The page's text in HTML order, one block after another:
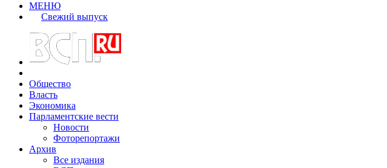
МЕНЮ
Свежий выпуск
Общество
Власть
Экономика
Парламентские вести
Новости
Фоторепортажи
Архив
Все издания